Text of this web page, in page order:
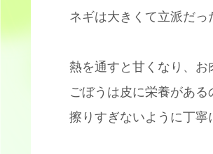
ネギは大きくて立派だっ
熱を通すと甘くなり、
ごぼうは皮に栄養がある
擦りすぎないように丁寧